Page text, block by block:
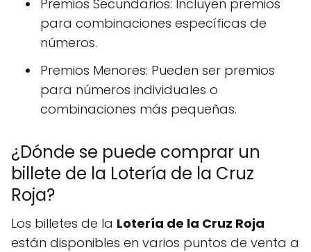
Premios Secundarios: Incluyen premios
para combinaciones específicas de
números.
Premios Menores: Pueden ser premios
para números individuales o
combinaciones más pequeñas.
¿Dónde se puede comprar un
billete de la Lotería de la Cruz
Roja?
Los billetes de la Lotería de la Cruz Roja
están disponibles en varios puntos de venta a